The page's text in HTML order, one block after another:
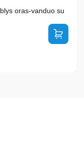
oras-vanduo su